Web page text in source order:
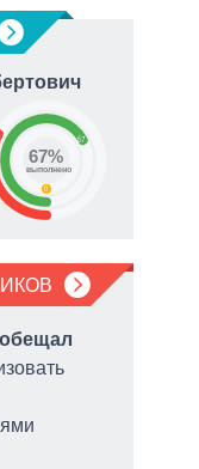
67
0
67%
выполнено